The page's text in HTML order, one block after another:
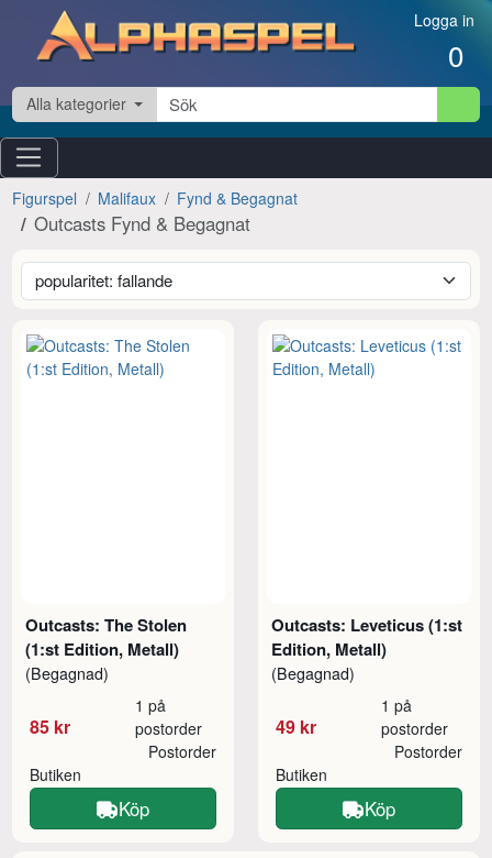
Hoppa till innehåll Logga in
0
Alla kategorier
Figurspel Malifaux Fynd & Begagnat
Outcasts Fynd & Begagnat
Outcasts: The Stolen
(1:st Edition, Metall)
(Begagnad)
85 kr
1 på
postorder
Butiken
Postorder
Köp
Outcasts: Leveticus (1:st
Edition, Metall)
(Begagnad)
49 kr
1 på
postorder
Butiken
Postorder
Köp